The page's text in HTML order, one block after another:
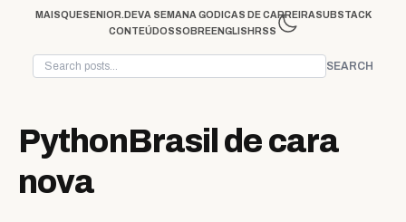
MAISQUESENIOR.DEVA SEMANA GO DICAS DE CARREIRASUBSTACK
CONTEÚDOSSOBREENGLISH RSS
SEARCH
PythonBrasil de cara
nova